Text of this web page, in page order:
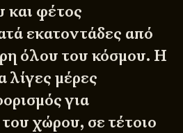
και φέτος
εκατοντάδες από
όλου του κόσμου. Η
λίγες μέρες
για
χώρου, σε τέτοιο